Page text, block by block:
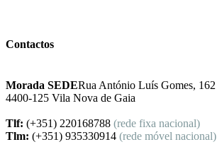
Contactos
Morada SEDERua António Luís Gomes, 162
4400-125 Vila Nova de Gaia
Tlf: (+351) 220168788 (rede fixa nacional)
Tlm: (+351) 935330914 (rede móvel nacional)